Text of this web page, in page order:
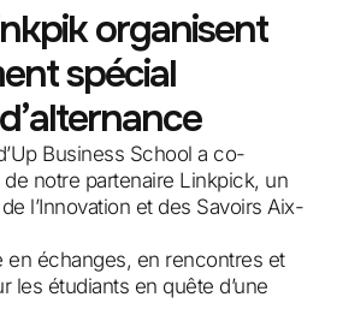
organisent
spécial
Business School a co-
notre partenaire Linkpick, un
l’Innovation et des Savoirs Aix-
en échanges, en rencontres et
les étudiants en quête d’une